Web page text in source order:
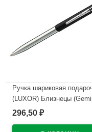
Ручка шариковая
(LUXOR) Близнецы
корпус черный/хром
296,50 ₽